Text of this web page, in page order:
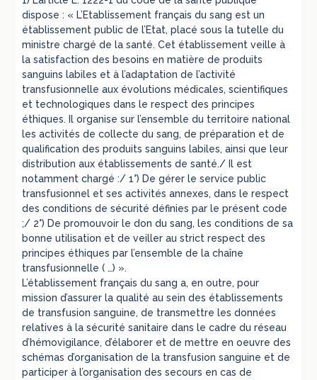
dispose : « L’Etablissement français du sang est un
établissement public de l’Etat, placé sous la tutelle du
ministre chargé de la santé. Cet établissement veille à
la satisfaction des besoins en matière de produits
sanguins labiles et à l’adaptation de l’activité
transfusionnelle aux évolutions médicales, scientifiques
et technologiques dans le respect des principes
éthiques. Il organise sur l’ensemble du territoire national
les activités de collecte du sang, de préparation et de
qualification des produits sanguins labiles, ainsi que leur
distribution aux établissements de santé./ Il est
notamment chargé :/ 1°) De gérer le service public
transfusionnel et ses activités annexes, dans le respect
des conditions de sécurité définies par le présent code
;/ 2°) De promouvoir le don du sang, les conditions de sa
bonne utilisation et de veiller au strict respect des
principes éthiques par l’ensemble de la chaîne
transfusionnelle ( …) ».
L’établissement français du sang a, en outre, pour
mission d’assurer la qualité au sein des établissements
de transfusion sanguine, de transmettre les données
relatives à la sécurité sanitaire dans le cadre du réseau
d’hémovigilance, d’élaborer et de mettre en oeuvre des
schémas d’organisation de la transfusion sanguine et de
participer à l’organisation des secours en cas de